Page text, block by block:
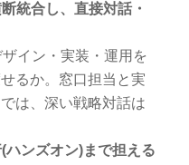
統合し、直接対話・
イン・実装・運用を
るか。窓口担当と実
は、深い戦略対話は
ハンズオン)まで担える